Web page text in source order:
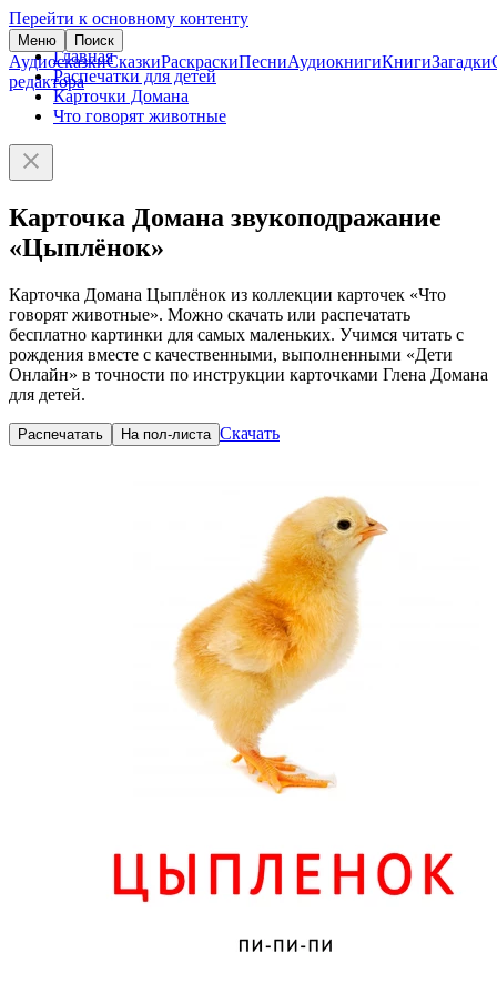
Перейти к основному контенту
Меню Поиск
АудиосказкиСказкиРаскраскиПесниАудиокнигиКнигиЗагадки
редактора
Главная
Распечатки для детей
Карточки Домана
Что говорят животные
Карточка Домана звукоподражание
«Цыплёнок»
Карточка Домана Цыплёнок из коллекции карточек «Что
говорят животные». Можно скачать или распечатать
бесплатно картинки для самых маленьких. Учимся читать с
рождения вместе с качественными, выполненными «Дети
Онлайн» в точности по инструкции карточками Глена Домана
для детей.
Распечатать На пол-листа Скачать